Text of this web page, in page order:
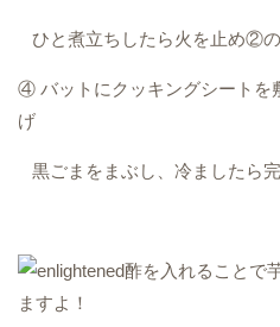
ひと煮立ちしたら火を止め②の
④ バットにクッキングシートを
げ
黒ごまをまぶし、冷ましたら完
酢を入れることで
ますよ！